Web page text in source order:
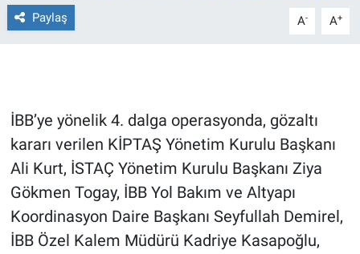
Paylaş A- A+
İBB’ye yönelik 4. dalga operasyonda, gözaltı
kararı verilen KİPTAŞ Yönetim Kurulu Başkanı
Ali Kurt, İSTAÇ Yönetim Kurulu Başkanı Ziya
Gökmen Togay, İBB Yol Bakım ve Altyapı
Koordinasyon Daire Başkanı Seyfullah Demirel,
İBB Özel Kalem Müdürü Kadriye Kasapoğlu,
Gün Ortası
Günün görüntüsü
Haber
İlan
Kimdir